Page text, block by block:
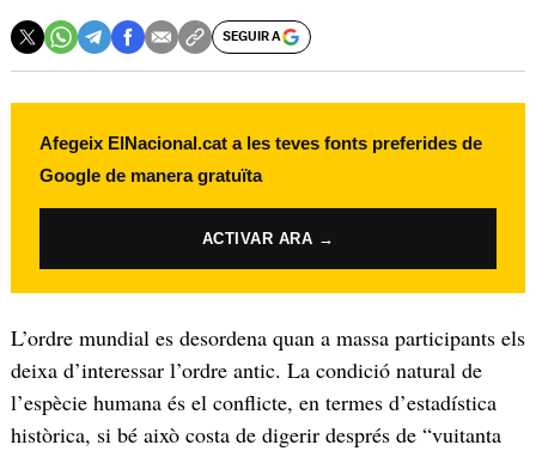
SEGUIR A
Afegeix ElNacional.cat a les teves fonts preferides de
Google de manera gratuïta
ACTIVAR ARA →
L’ordre mundial es desordena quan a massa participants els
deixa d’interessar l’ordre antic. La condició natural de
l’espècie humana és el conflicte, en termes d’estadística
històrica, si bé això costa de digerir després de “vuitanta